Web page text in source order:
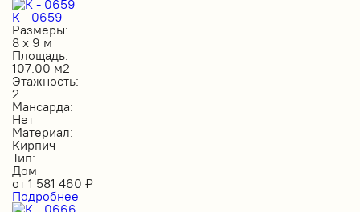
К - 0659
Размеры:
8 х 9 м
Площадь:
107.00 м2
Этажность:
2
Мансарда:
Нет
Материал:
Кирпич
Тип:
Дом
от 1 581 460 ₽
Подробнее